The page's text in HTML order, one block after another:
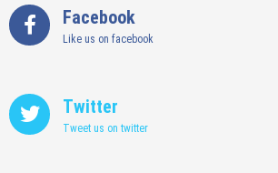
Facebook
Like us on facebook
Twitter
Tweet us on twitter